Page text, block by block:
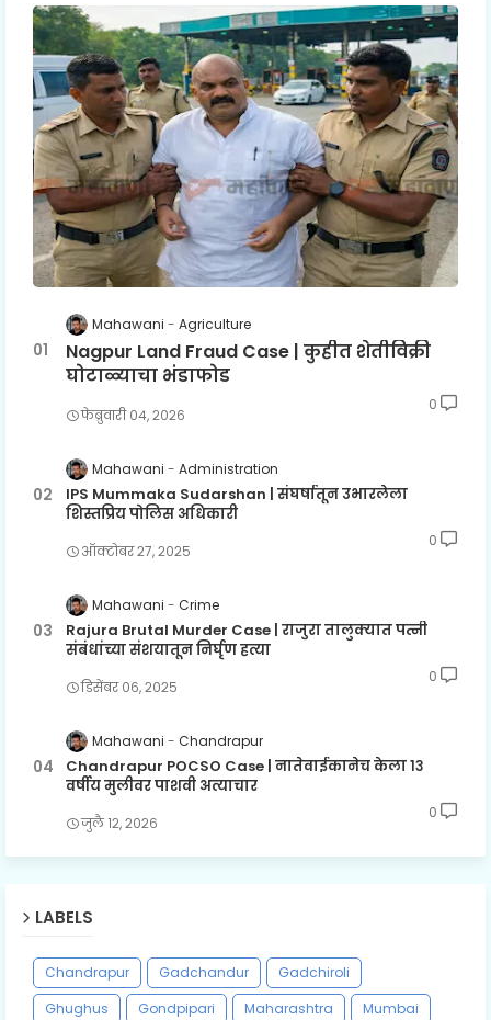
Mahawani Agriculture
Nagpur Land Fraud Case | कुहीत शेतीविक्री
घोटाळ्याचा भंडाफोड
फेब्रुवारी ०४, २०२६
0
Mahawani Administration
IPS Mummaka Sudarshan | संघर्षातून उभारलेला
शिस्तप्रिय पोलिस अधिकारी
ऑक्टोबर २७, २०२५
0
Mahawani Crime
Rajura Brutal Murder Case | राजुरा तालुक्यात पत्नी
संबंधांच्या संशयातून निर्घृण हत्या
डिसेंबर ०६, २०२५
0
Mahawani Chandrapur
Chandrapur POCSO Case | नातेवाईकानेच केला १३
वर्षीय मुलीवर पाशवी अत्याचार
जुलै १२, २०२६
0
LABELS
Chandrapur Gadchandur
Gadchiroli
Ghughus
Gondpipari Maharashtra
Mumbai